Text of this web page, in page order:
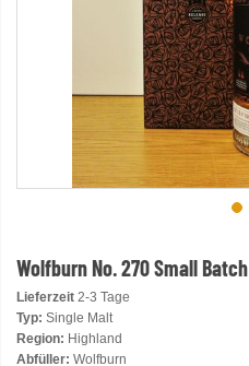
Wolfburn No. 270 Small Batch
Lieferzeit 2-3 Tage
Typ: Single Malt
Region: Highland
Abfüller: Wolfburn